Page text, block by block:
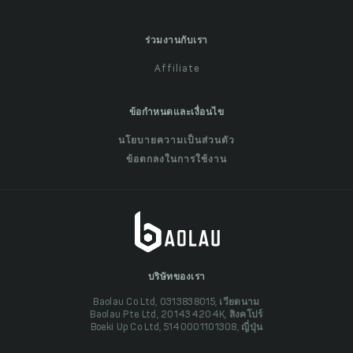
ร่วมงานกับเรา
Affiliate
ข้อกำหนดและเงื่อนไข
นโยบายความเป็นส่วนตัว
ข้อตกลงในการใช้งาน
บริษัทของเรา
Baolau Co Ltd, 0313838015, เวียดนาม
Baolau Pte Ltd, 201434204K, สิงคโปร์
Boeki Up Co Ltd, 5140001101308, ญี่ปุ่น